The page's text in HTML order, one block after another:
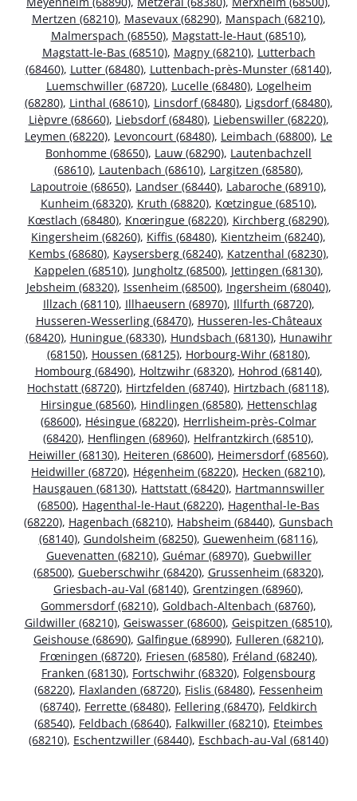
Mertzen (68210), Masevaux (68290), Manspach (68210),
Malmerspach (68550), Magstatt-le-Haut (68510),
Magstatt-le-Bas (68510), Magny (68210), Lutterbach
(68460), Lutter (68480), Luttenbach-près-Munster (68140),
Luemschwiller (68720), Lucelle (68480), Logelheim
(68280), Linthal (68610), Linsdorf (68480), Ligsdorf (68480),
Lièpvre (68660), Liebsdorf (68480), Liebenswiller (68220),
Leymen (68220), Levoncourt (68480), Leimbach (68800), Le
Bonhomme (68650), Lauw (68290), Lautenbachzell
(68610), Lautenbach (68610), Largitzen (68580),
Lapoutroie (68650), Landser (68440), Labaroche (68910),
Kunheim (68320), Kruth (68820), Kœtzingue (68510),
Kœstlach (68480), Knœringue (68220), Kirchberg (68290),
Kingersheim (68260), Kiffis (68480), Kientzheim (68240),
Kembs (68680), Kaysersberg (68240), Katzenthal (68230),
Kappelen (68510), Jungholtz (68500), Jettingen (68130),
Jebsheim (68320), Issenheim (68500), Ingersheim (68040),
Illzach (68110), Illhaeusern (68970), Illfurth (68720),
Husseren-Wesserling (68470), Husseren-les-Châteaux
(68420), Huningue (68330), Hundsbach (68130), Hunawihr
(68150), Houssen (68125), Horbourg-Wihr (68180),
Hombourg (68490), Holtzwihr (68320), Hohrod (68140),
Hochstatt (68720), Hirtzfelden (68740), Hirtzbach (68118),
Hirsingue (68560), Hindlingen (68580), Hettenschlag
(68600), Hésingue (68220), Herrlisheim-près-Colmar
(68420), Henflingen (68960), Helfrantzkirch (68510),
Heiwiller (68130), Heiteren (68600), Heimersdorf (68560),
Heidwiller (68720), Hégenheim (68220), Hecken (68210),
Hausgauen (68130), Hattstatt (68420), Hartmannswiller
(68500), Hagenthal-le-Haut (68220), Hagenthal-le-Bas
(68220), Hagenbach (68210), Habsheim (68440), Gunsbach
(68140), Gundolsheim (68250), Guewenheim (68116),
Guevenatten (68210), Guémar (68970), Guebwiller
(68500), Gueberschwihr (68420), Grussenheim (68320),
Griesbach-au-Val (68140), Grentzingen (68960),
Gommersdorf (68210), Goldbach-Altenbach (68760),
Gildwiller (68210), Geiswasser (68600), Geispitzen (68510),
Geishouse (68690), Galfingue (68990), Fulleren (68210),
Frœningen (68720), Friesen (68580), Fréland (68240),
Franken (68130), Fortschwihr (68320), Folgensbourg
(68220), Flaxlanden (68720), Fislis (68480), Fessenheim
(68740), Ferrette (68480), Fellering (68470), Feldkirch
(68540), Feldbach (68640), Falkwiller (68210), Eteimbes
(68210), Eschentzwiller (68440), Eschbach-au-Val (68140)